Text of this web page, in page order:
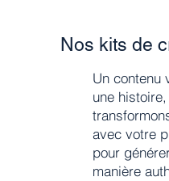
Nos kits de
Un contenu
une
avec votre
pour
manière